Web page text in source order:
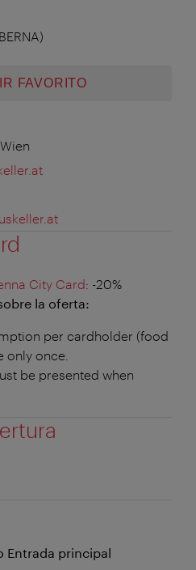
FAVORITO
City Card: -20%
la oferta:
per cardholder (food
only once.
be presented when
Entrada principal